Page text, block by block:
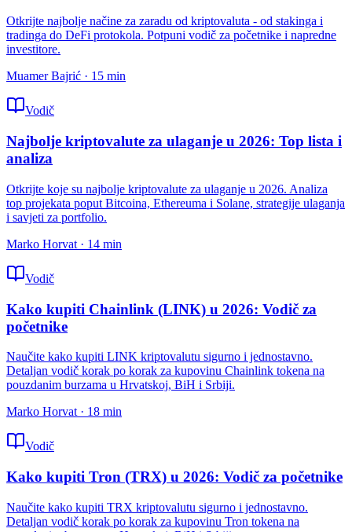
Otkrijte najbolje načine za zaradu od kriptovaluta - od stakinga i
tradinga do DeFi protokola. Potpuni vodič za početnike i napredne
investitore.
Muamer Bajrić · 15 min
Vodič
Najbolje kriptovalute za ulaganje u 2026: Top lista i
analiza
Otkrijte koje su najbolje kriptovalute za ulaganje u 2026. Analiza
top projekata poput Bitcoina, Ethereuma i Solane, strategije ulaganja
i savjeti za portfolio.
Marko Horvat · 14 min
Vodič
Kako kupiti Chainlink (LINK) u 2026: Vodič za
početnike
Naučite kako kupiti LINK kriptovalutu sigurno i jednostavno.
Detaljan vodič korak po korak za kupovinu Chainlink tokena na
pouzdanim burzama u Hrvatskoj, BiH i Srbiji.
Marko Horvat · 18 min
Vodič
Kako kupiti Tron (TRX) u 2026: Vodič za početnike
Naučite kako kupiti TRX kriptovalutu sigurno i jednostavno.
Detaljan vodič korak po korak za kupovinu Tron tokena na